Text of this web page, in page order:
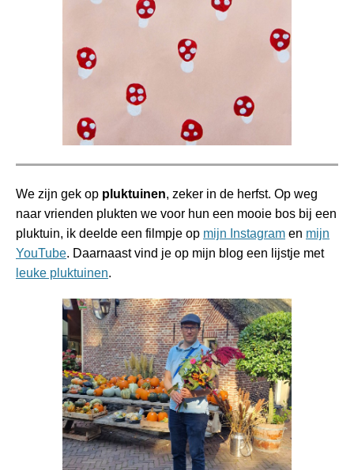
We zijn gek op pluktuinen, zeker in de herfst. Op weg
naar vrienden plukten we voor hun een mooie bos bij een
pluktuin, ik deelde een filmpje op mijn Instagram en mijn
YouTube. Daarnaast vind je op mijn blog een lijstje met
leuke pluktuinen.